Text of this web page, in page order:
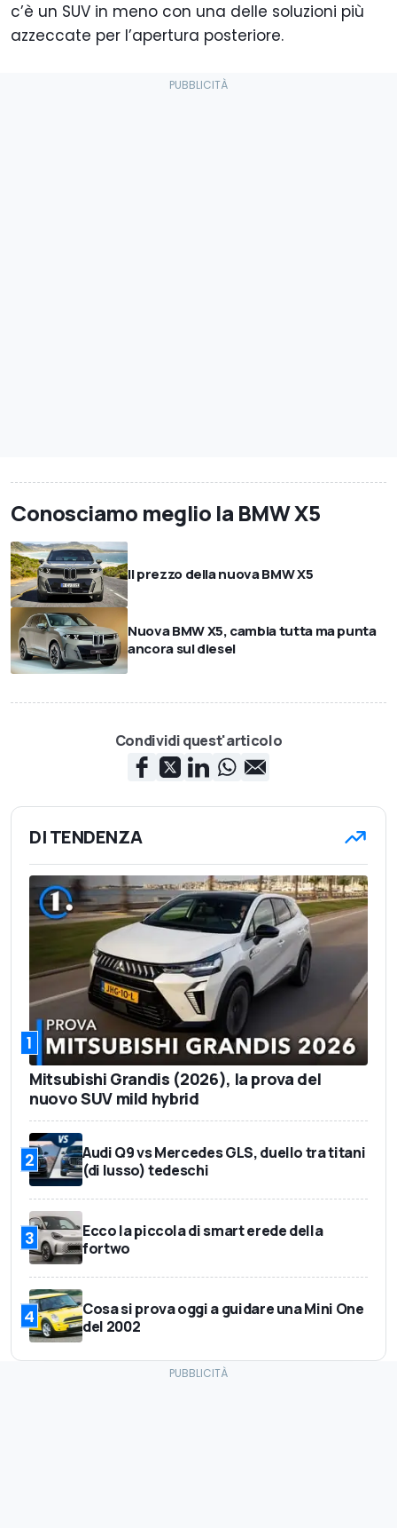
c’è un SUV in meno con una delle soluzioni più
azzeccate per l’apertura posteriore.
Conosciamo meglio la BMW X5
Il prezzo della nuova BMW X5
Nuova BMW X5, cambia tutta ma punta
ancora sul diesel
Condividi quest'articolo
DI TENDENZA
1
Mitsubishi Grandis (2026), la prova del
nuovo SUV mild hybrid
2
Audi Q9 vs Mercedes GLS, duello tra titani
(di lusso) tedeschi
3
Ecco la piccola di smart erede della
fortwo
4
Cosa si prova oggi a guidare una Mini One
del 2002